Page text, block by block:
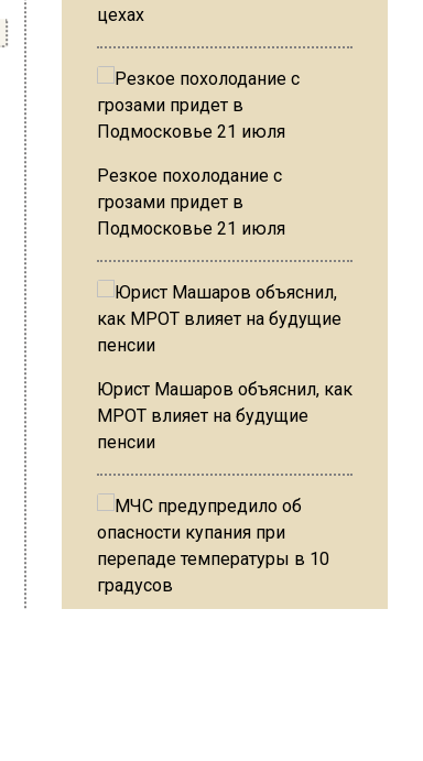
цехах
Резкое похолодание с
грозами придет в
Подмосковье 21 июля
Юрист Машаров объяснил, как
МРОТ влияет на будущие
пенсии